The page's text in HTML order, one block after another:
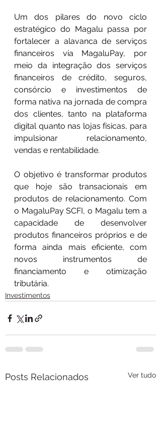
Um dos pilares do novo ciclo
estratégico do Magalu passa por
fortalecer a alavanca de serviços
financeiros via MagaluPay, por
meio da integração dos serviços
financeiros de crédito, seguros,
consórcio e investimentos de
forma nativa na jornada de compra
dos clientes, tanto na plataforma
digital quanto nas lojas físicas, para
impulsionar relacionamento,
vendas e rentabilidade.
O objetivo é transformar produtos
que hoje são transacionais em
produtos de relacionamento. Com
o MagaluPay SCFI, o Magalu tem a
capacidade de desenvolver
produtos financeiros próprios e de
forma ainda mais eficiente, com
novos instrumentos de
financiamento e otimização
tributária.
Investimentos
Posts Relacionados Ver tudo